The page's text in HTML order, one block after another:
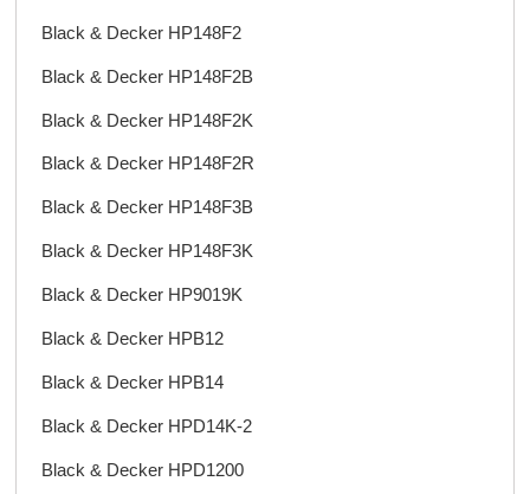
Black & Decker HP148F2
Black & Decker HP148F2B
Black & Decker HP148F2K
Black & Decker HP148F2R
Black & Decker HP148F3B
Black & Decker HP148F3K
Black & Decker HP9019K
Black & Decker HPB12
Black & Decker HPB14
Black & Decker HPD14K-2
Black & Decker HPD1200